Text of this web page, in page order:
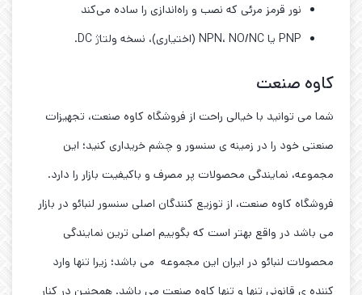
نور قرمز مرئی که نصب و راه‌اندازی را ساده می‌کند
PNP یا NPN، NO/NC (اختیاری)، نسخه ولتاژ DC.
کاوه صنعت
شما می توانید با خیالی راحت از فروشگاه کاوه صنعت، تجهیزات
صنعتی خود را در زمینه ی سنسور و چشم خریداری کنید؛ این
مجموعه، نمایندگی محصولات پر مصرف و باکیفیت بازار را دارد.
فروشگاه کاوه صنعت، از توزیع کنندگان اصلی سنسور لنبائو در بازار
می باشد در واقع بهتر است که بگوییم اصلی ترین نمایندگی
محصولات لنبائو در ایران این مجموعه می باشد؛ زیرا تنها وارد
کننده ی قانونی تنها و تنها کاوه صنعت می باشد. همچنین در کنار